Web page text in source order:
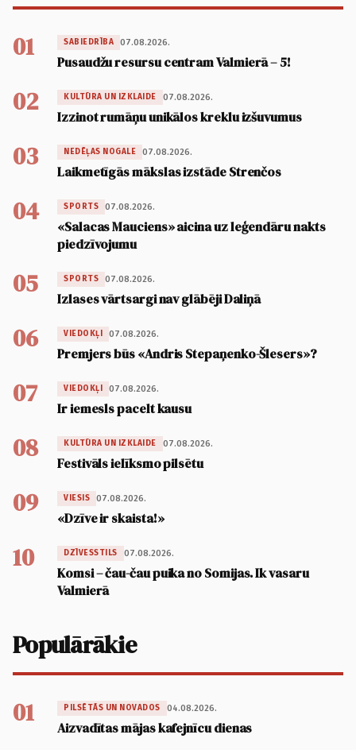
01 SABIEDRĪBA 07.08.2026.
Pusaudžu resursu centram Valmierā – 5!
02 KULTŪRA UN IZKLAIDE 07.08.2026.
Izzinot rumāņu unikālos kreklu izšuvumus
03 NEDĒĻAS NOGALE 07.08.2026.
Laikmetīgās mākslas izstāde Strenčos
04 SPORTS 07.08.2026.
«Salacas Mauciens» aicina uz leģendāru nakts
piedzīvojumu
05 SPORTS 07.08.2026.
Izlases vārtsargi nav glābēji Daliņā
06 VIEDOKĻI 07.08.2026.
Premjers būs «Andris Stepaņenko-Šlesers»?
07 VIEDOKĻI 07.08.2026.
Ir iemesls pacelt kausu
08 KULTŪRA UN IZKLAIDE 07.08.2026.
Festivāls ielīksmo pilsētu
09 VIESIS 07.08.2026.
«Dzīve ir skaista!»
10 DZĪVESSTILS 07.08.2026.
Komsi – čau-čau puika no Somijas. Ik vasaru
Valmierā
Populārākie
01 PILSĒTĀS UN NOVADOS 04.08.2026.
Aizvadītas mājas kafejnīcu dienas